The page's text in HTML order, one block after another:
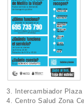
3. Intercambiador
4. Centro Salud Zona